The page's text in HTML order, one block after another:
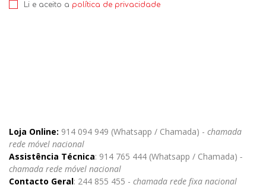
Li e aceito a política de privacidade
Loja Online: 914 094 949 (Whatsapp / Chamada) - chamada
rede móvel nacional
Assistência Técnica: 914 765 444 (Whatsapp / Chamada) -
chamada rede móvel nacional
Contacto Geral: 244 855 455 - chamada rede fixa nacional